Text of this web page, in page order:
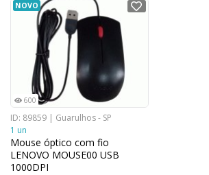
NOVO
600
ID: 89859 | Guarulhos - SP
1 un
Mouse óptico com fio
LENOVO MOUSE00 USB
1000DPI